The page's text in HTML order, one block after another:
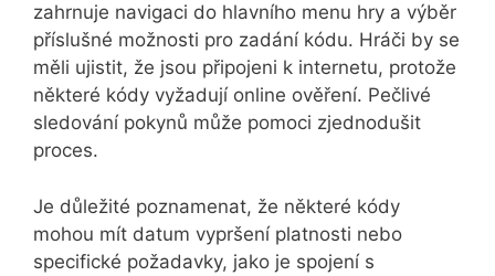
zahrnuje navigaci do hlavního menu hry a výběr
příslušné možnosti pro zadání kódu. Hráči by se
měli ujistit, že jsou připojeni k internetu, protože
některé kódy vyžadují online ověření. Pečlivé
sledování pokynů může pomoci zjednodušit
proces.
Je důležité poznamenat, že některé kódy
mohou mít datum vypršení platnosti nebo
specifické požadavky, jako je spojení s